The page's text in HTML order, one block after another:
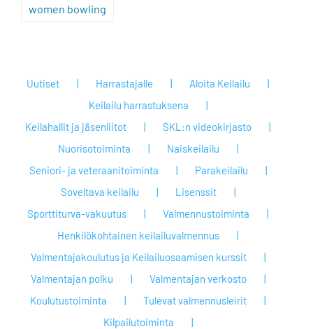
women bowling
Uutiset Harrastajalle
Aloita Keilailu
Keilailu harrastuksena
Keilahallit ja jäsenliitot
SKL:n videokirjasto
Nuorisotoiminta
Naiskeilailu
Seniori- ja veteraanitoiminta
Parakeilailu
Soveltava keilailu
Lisenssit
Sporttiturva-vakuutus
Valmennustoiminta
Henkilökohtainen keilailuvalmennus
Valmentajakoulutus ja Keilailuosaamisen kurssit
Valmentajan polku
Valmentajan verkosto
Koulutustoiminta
Tulevat valmennusleirit
Kilpailutoiminta